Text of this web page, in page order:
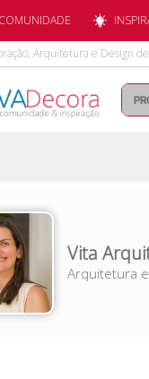
COMUNIDADE
Arquitetura e Design
Vita
Arquitetura